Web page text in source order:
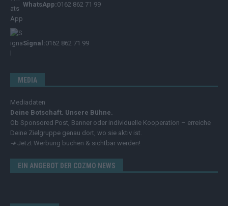
WhatsApp:0162 862 71 99
Signal:0162 862 71 99
MEDIA
Mediadaten
Deine Botschaft. Unsere Bühne.
Ob Sponsored Post, Banner oder individuelle Kooperation – erreiche
Deine Zielgruppe genau dort, wo sie aktiv ist.
➔ Jetzt Werbung buchen & sichtbar werden!
EIN ANGEBOT DER COZMO NEWS